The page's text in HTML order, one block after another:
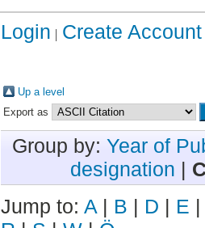
Login Create Account
Up a level
Export as
Group by: Year of
designation |
Jump to: A | B | D | E